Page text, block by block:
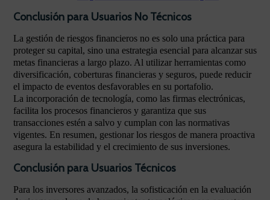
Conclusión para Usuarios No Técnicos
La gestión de riesgos financieros no es solo una práctica para
proteger su capital, sino una estrategia esencial para alcanzar sus
metas financieras a largo plazo. Al utilizar herramientas como
diversificación, coberturas financieras y seguros, puede reducir
el impacto de eventos desfavorables en su portafolio.
La incorporación de tecnología, como las firmas electrónicas,
facilita los procesos financieros y garantiza que sus
transacciones estén a salvo y cumplan con las normativas
vigentes. En resumen, gestionar los riesgos de manera proactiva
asegura la estabilidad y el crecimiento de sus inversiones.
Conclusión para Usuarios Técnicos
Para los inversores avanzados, la sofisticación en la evaluación